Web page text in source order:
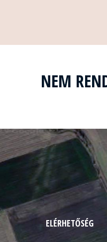
NEM
ELÉRHETŐSÉG